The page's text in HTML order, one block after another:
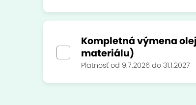
Kompletná výmena
materiálu)
Platnosť od 9.7.2026 do 31.1.2027